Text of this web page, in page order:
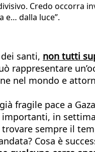
Credo occorra
e… dalla luce”.
santi, non tutti
nel mondo e
fragile pace a
in
sempre il
Cosa è